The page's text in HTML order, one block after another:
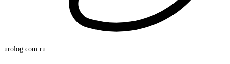
urolog.com.ru